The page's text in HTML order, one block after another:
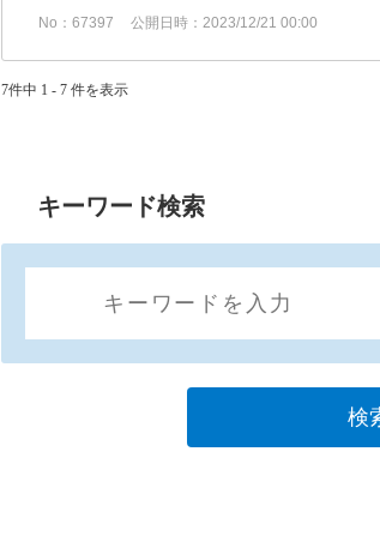
No：67397 公開日時：2023/12/21 00:00
7件中 1 - 7 件を表示
キーワード検索